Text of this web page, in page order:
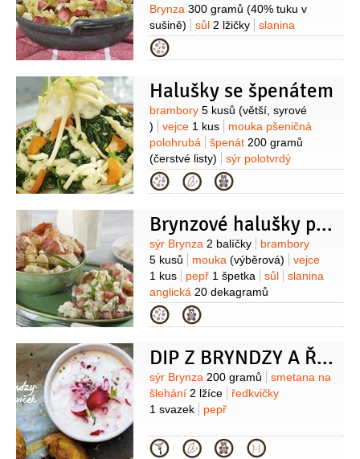
Brynza 300 gramů (40% tuku v
sušině)
sůl 2 lžičky
slanina
200 gramů
Kategorie
Halušky se špenátem
Suroviny
brambory 5 kusů (větší, syrové
)
vejce 1 kus
mouka pšeničná
polohrubá
špenát 200 gramů
(čerstvé listy)
sýr polotvrdý
100 gramů
(Eidam nastrouhaný)
Brynza100 gramů (čerstvá)
cibule
malá)
olej
Kategorie
Brynzové halušky podle Andrey Kerestešové
Suroviny
sýr Brynza 2 balíčky
brambory
5 kusů
mouka (výběrová)
vejce
1 kus
pepř 1 špetka sůl
slanina
anglická 20 dekagramů
Kategorie
DIP Z BRYNDZY A ŘEDKVIČEK
Suroviny
sýr Brynza 200 gramů
smetana na
šlehání 2 lžíce
ředkvičky
1 svazek
pepř
Kategorie